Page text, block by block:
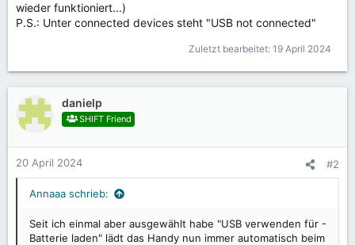
wieder funktioniert...)
P.S.: Unter connected devices steht "USB not connected"
Zuletzt bearbeitet: 19 April 2024
danielp
SHIFT Friend
20 April 2024 #2
Annaaa schrieb:
Seit ich einmal aber ausgewählt habe "USB verwenden für -
Batterie laden" lädt das Handy nun immer automatisch beim